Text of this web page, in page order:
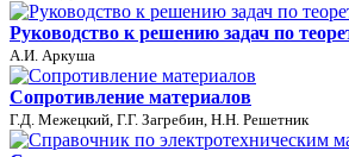
Руководство к решению задач по
А.И. Аркуша
Сопротивление материалов
Г.Д. Межецкий, Г.Г. Загребин, Н.Н. Решетник